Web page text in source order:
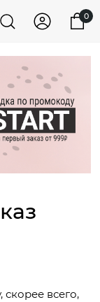
0
всего,